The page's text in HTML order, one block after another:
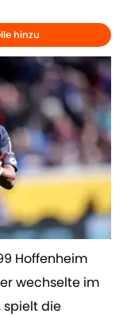
hinzu
Hoffenheim
wechselte im
spielt die